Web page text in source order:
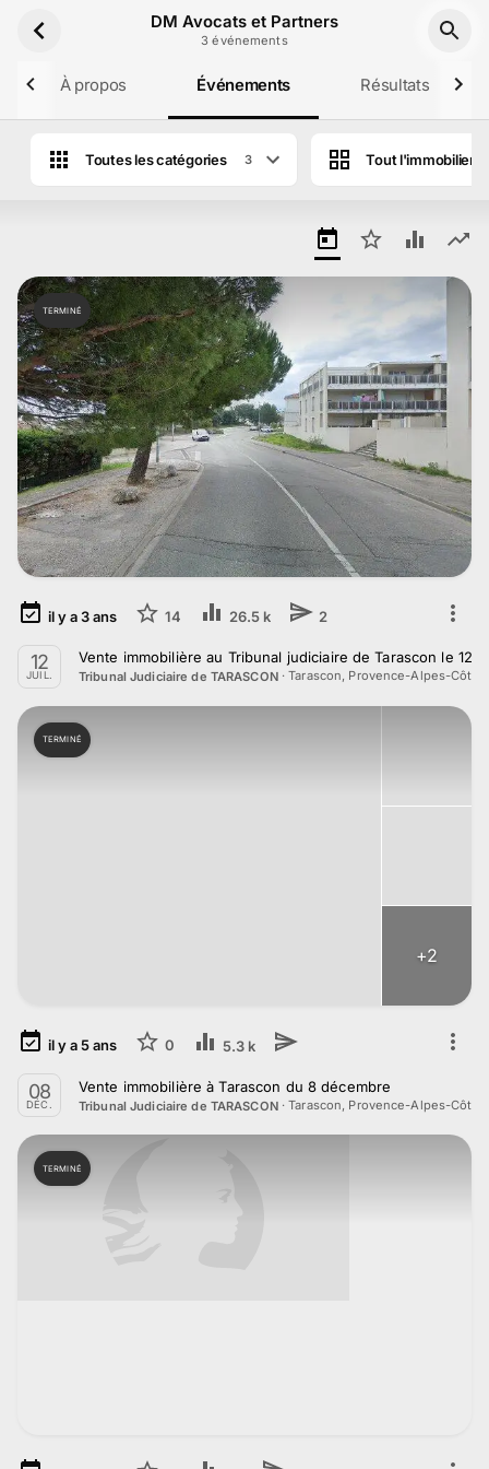
DM Avocats et Partners
3 événements
À propos Événements Résultats
Toutes les catégories 3 Tout l'immobilier
TERMINÉ
il y a3ans 14 26.5 k 2
12
JUIL.
Vente immobilière au Tribunal judiciaire de Tarascon le 12
Tribunal Judiciaire de TARASCON·Tarascon, Provence-Alpes-Côte
TERMINÉ
+2
il y a5ans 0 5.3 k
08
DÉC.
Vente immobilière à Tarascon du 8 décembre
Tribunal Judiciaire de TARASCON·Tarascon, Provence-Alpes-Côte
TERMINÉ